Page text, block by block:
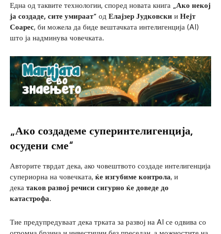
Една од таквите технологии, според новата книга
„Ако некој
ја создаде, сите умираат“ од Елајзер Јудковски и Нејт
Соарес, би можела да биде вештачката интелигенција (AI)
што ја надминува човечката.
„Ако создадеме суперинтелигенција,
осудени сме“
Авторите тврдат дека, ако човештвото создаде интелигенција
супериорна на човечката, ќе изгубиме контрола, и
дека таков развој речиси сигурно ќе доведе до
катастрофа.
Тие предупредуваат дека трката за развој на AI се одвива со